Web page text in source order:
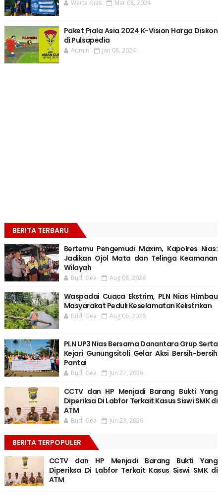
Warta Nias Mar 08, 2024
Paket Piala Asia 2024 K-Vision Harga Diskon
di Pulsapedia
Admin Jan 08, 2024
BERITA TERBARU
Bertemu Pengemudi Maxim, Kapolres Nias:
Jadikan Ojol Mata dan Telinga Keamanan
Wilayah
Budi Gea Aug 08, 2026
Waspadai Cuaca Ekstrim, PLN Nias Himbau
Masyarakat Peduli Keselamatan Kelistrikan
Budi Gea Aug 06, 2026
PLN UP3 Nias Bersama Danantara Grup Serta
Kejari Gunungsitoli Gelar Aksi Bersih-bersih
Pantai
Budi Gea Jun 27, 2026
CCTV dan HP Menjadi Barang Bukti Yang
Diperiksa Di Labfor Terkait Kasus Siswi SMK di
ATM
Budi Gea Jun 23, 2026
BERITA TERPOPULER
CCTV dan HP Menjadi Barang Bukti Yang
Diperiksa Di Labfor Terkait Kasus Siswi SMK di
ATM